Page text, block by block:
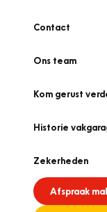
Contact
Ons team
Kom gerust
Historie
Zekerheden
Afspraak